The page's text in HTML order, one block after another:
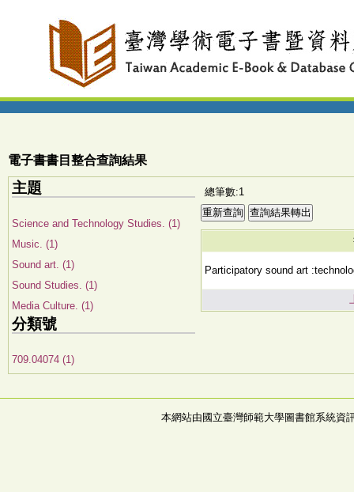
電子書書目整合查詢結果
主題
Science and Technology Studies. (1)
Music. (1)
Sound art. (1)
Sound Studies. (1)
Media Culture. (1)
分類號
709.04074 (1)
總筆數:1
Participatory sound art
本網站由國立臺灣師範大學圖書館系統資